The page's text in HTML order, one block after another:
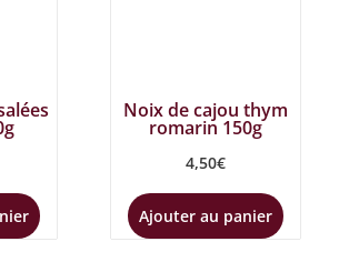
Noix de cajou thym
romarin 150g
4,50€
Ajouter au panier